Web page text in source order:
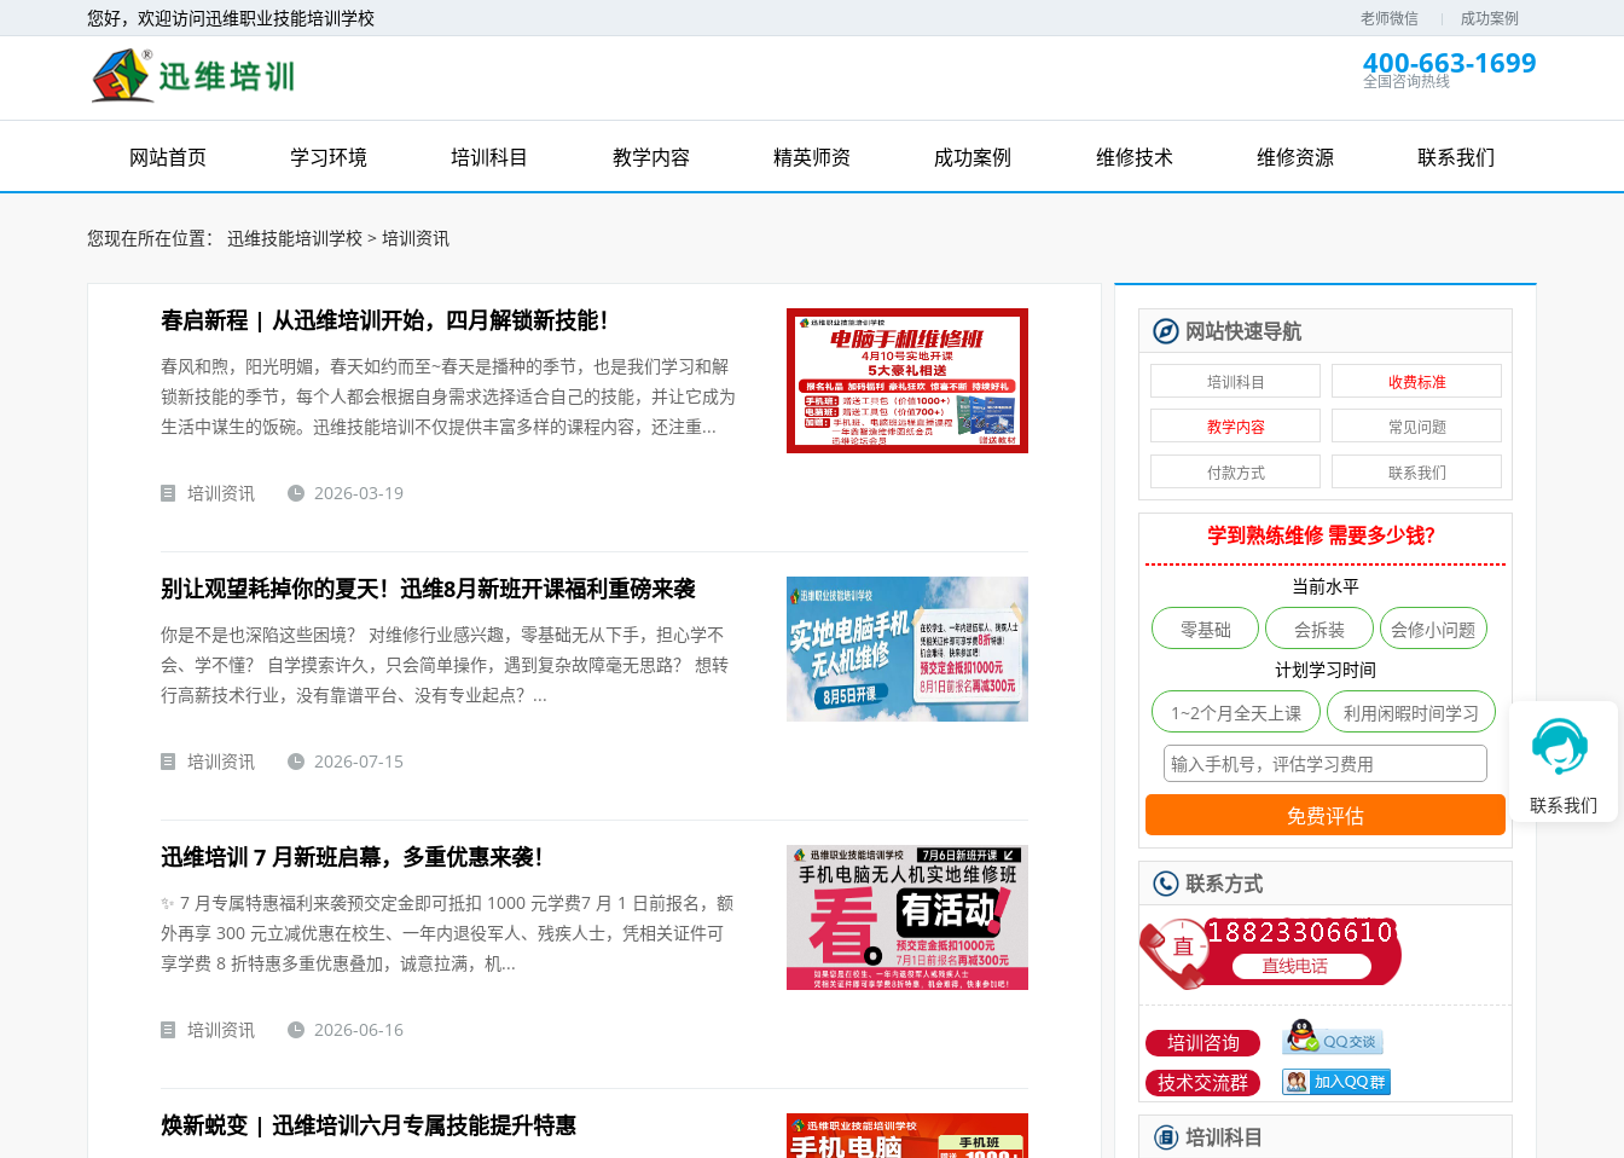
您好，欢迎访问迅维职业技能培训学校 老师微信 成功案例
400-663-1699
全国咨询热线
网站首页 学习环境 培训科目 教学内容 精英师资 成功案例 维修技术 维修资源 联系我们
您现在所在位置： 迅维技能培训学校 > 培训资讯
春启新程 | 从迅维培训开始，四月解锁新技能！
春风和煦，阳光明媚，春天如约而至~春天是播种的季节，也是我们学习和解
锁新技能的季节，每个人都会根据自身需求选择适合自己的技能，并让它成为
生活中谋生的饭碗。迅维技能培训不仅提供丰富多样的课程内容，还注重...
培训资讯 2026-03-19
别让观望耗掉你的夏天！迅维8月新班开课福利重磅来袭
你是不是也深陷这些困境？ 对维修行业感兴趣，零基础无从下手，担心学不
会、学不懂？ 自学摸索许久，只会简单操作，遇到复杂故障毫无思路？ 想转
行高薪技术行业，没有靠谱平台、没有专业起点？...
培训资讯 2026-07-15
迅维培训 7 月新班启幕，多重优惠来袭！
✨ 7 月专属特惠福利来袭预交定金即可抵扣 1000 元学费7 月 1 日前报名，额
外再享 300 元立减优惠在校生、一年内退役军人、残疾人士，凭相关证件可
享学费 8 折特惠多重优惠叠加，诚意拉满，机...
培训资讯 2026-06-16
焕新蜕变 | 迅维培训六月专属技能提升特惠
网站快速导航
培训科目 收费标准
教学内容 常见问题
付款方式 联系我们
学到熟练维修 需要多少钱？
当前水平
零基础
会拆装
会修小问题
计划学习时间
1~2个月全天上课
利用闲暇时间学习
免费评估
联系方式
培训咨询
技术交流群
培训科目
联系我们